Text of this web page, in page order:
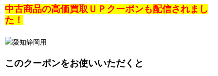
中古商品の高価買取ＵＰクーポンも配信されまし
た！
このクーポンをお使いいただくと